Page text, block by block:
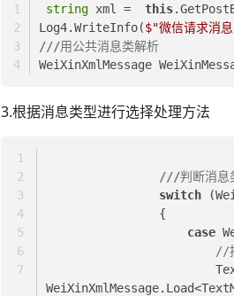
string xml = this
Log4.WriteInfo($"微信请求消息
///用公共消息类解析
WeiXinXmlMessage
3.根据消息类型进行选择处理方法
///判断消息
switch
                {
case
//